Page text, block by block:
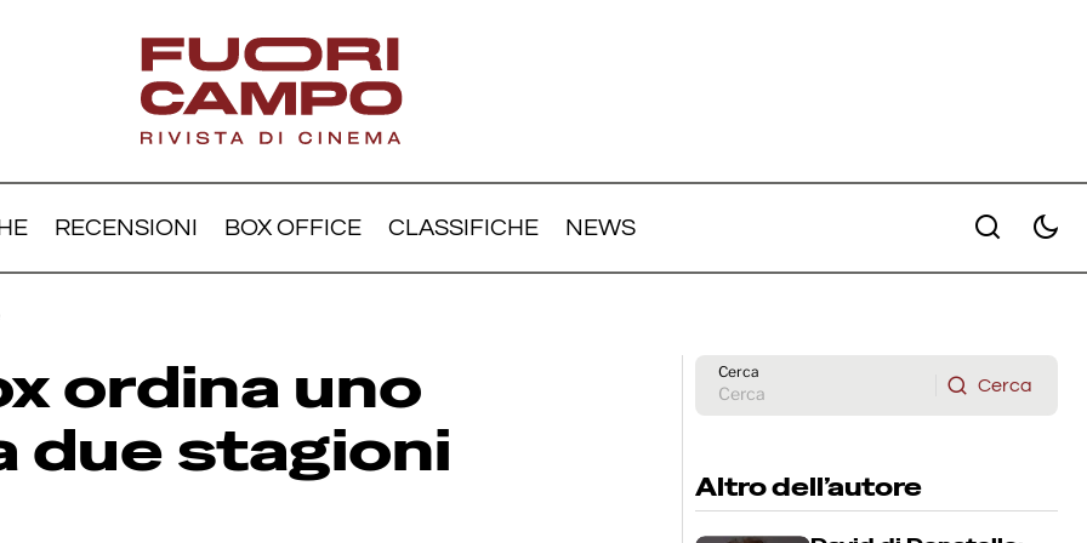
RECENSIONI BOX OFFICE CLASSIFICHE NEWS
Fox ordina uno spin-off da
ordina uno
due stagioni
Cerca
Cerca
Altro dell’autore